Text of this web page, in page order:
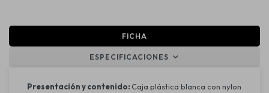
FICHA
ESPECIFICACIONES
Presentación y contenido: Caja plástica blanca con nylon